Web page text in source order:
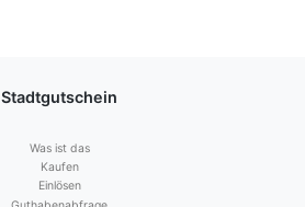
Stadtgutschein
Was ist das
Kaufen
Einlösen